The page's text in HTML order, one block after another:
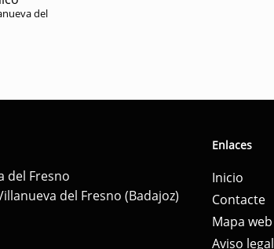
del
del Fresno
del Fresno (Badajoz)
Enlaces
Inicio
Contacte
Mapa web
Aviso legal